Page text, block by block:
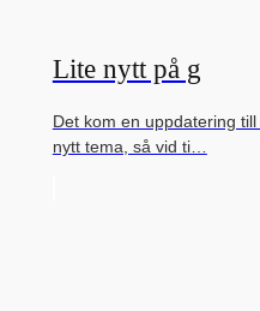
Lite nytt på g
Det kom en uppdatering
nytt tema, så vid ti…